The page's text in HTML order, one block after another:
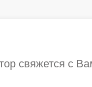
свяжется с